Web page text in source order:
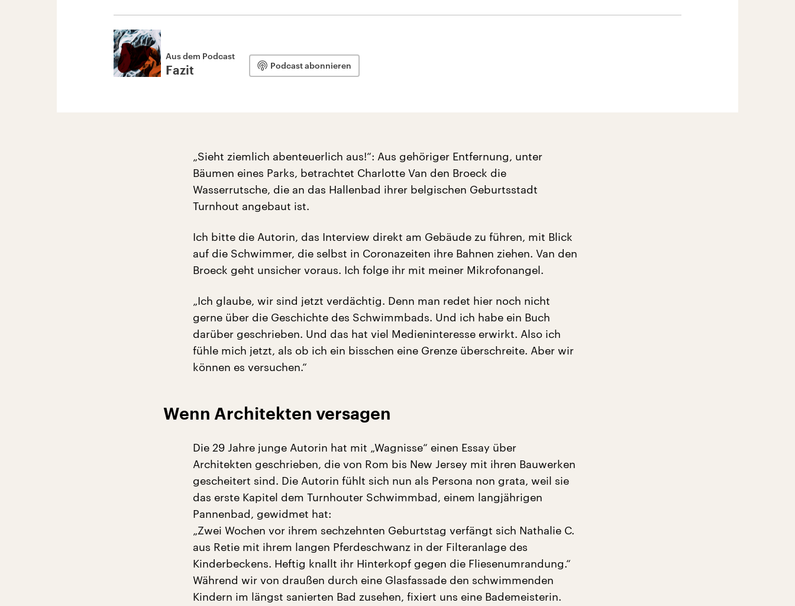
Aus dem Podcast
Fazit Podcast abonnieren
„Sieht ziemlich abenteuerlich aus!“: Aus gehöriger Entfernung, unter
Bäumen eines Parks, betrachtet Charlotte Van den Broeck die
Wasserrutsche, die an das Hallenbad ihrer belgischen Geburtsstadt
Turnhout angebaut ist.
Ich bitte die Autorin, das Interview direkt am Gebäude zu führen, mit Blick
auf die Schwimmer, die selbst in Coronazeiten ihre Bahnen ziehen. Van den
Broeck geht unsicher voraus. Ich folge ihr mit meiner Mikrofonangel.
„Ich glaube, wir sind jetzt verdächtig. Denn man redet hier noch nicht
gerne über die Geschichte des Schwimmbads. Und ich habe ein Buch
darüber geschrieben. Und das hat viel Medieninteresse erwirkt. Also ich
fühle mich jetzt, als ob ich ein bisschen eine Grenze überschreite. Aber wir
können es versuchen.“
Wenn Architekten versagen
Die 29 Jahre junge Autorin hat mit „Wagnisse“ einen Essay über
Architekten geschrieben, die von Rom bis New Jersey mit ihren Bauwerken
gescheitert sind. Die Autorin fühlt sich nun als Persona non grata, weil sie
das erste Kapitel dem Turnhouter Schwimmbad, einem langjährigen
Pannenbad, gewidmet hat:
„Zwei Wochen vor ihrem sechzehnten Geburtstag verfängt sich Nathalie C.
aus Retie mit ihrem langen Pferdeschwanz in der Filteranlage des
Kinderbeckens. Heftig knallt ihr Hinterkopf gegen die Fliesenumrandung.“
Während wir von draußen durch eine Glasfassade den schwimmenden
Kindern im längst sanierten Bad zusehen, fixiert uns eine Bademeisterin.